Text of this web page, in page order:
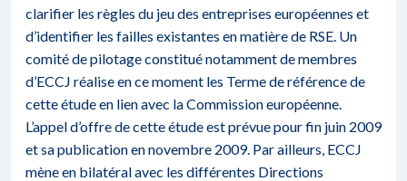
clarifier les règles du jeu des entreprises européennes et
d’identifier les failles existantes en matière de RSE. Un
comité de pilotage constitué notamment de membres
d’ECCJ réalise en ce moment les Terme de référence de
cette étude en lien avec la Commission européenne.
L’appel d’offre de cette étude est prévue pour fin juin 2009
et sa publication en novembre 2009. Par ailleurs, ECCJ
mène en bilatéral avec les différentes Directions